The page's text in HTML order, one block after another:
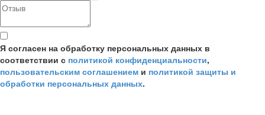
Я согласен на обработку персональных данных в
соответствии с политикой конфиденциальности,
пользовательским соглашением и политикой защиты и
обработки персональных данных.